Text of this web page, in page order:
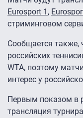
Eurosport 1 ,
стриминговом
Сообщается также,
российских
WTA, поэтому
интерес у
Первым показом в
трансляция